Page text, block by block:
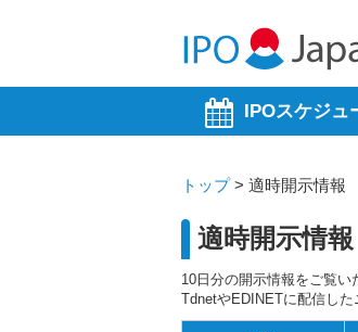
IPOスケジュ
トップ> 適時開示情報
適時開示情報
10日分の開示情報をご覧い
TdnetやEDINETに配信した